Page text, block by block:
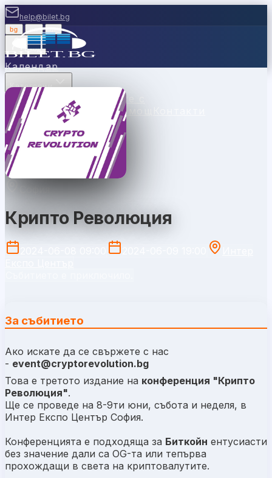
help@bilet.bg
bg |
Вход
Календар
Категории
МестаКаси
Продавайте с
насВаучериНовиниПомощ
София
Крипто Революция
За събитието
Ако искате да се свържете с нас
- event@cryptorevolution.bg
Това е третото издание на конференция "Крипто
Революция".
Ще се проведе на 8-9ти юни, събота и неделя, в
Интер Експо Център София.
Конференцията е подходяща за Биткойн ентусиасти
без значение дали са OG-та или тепърва
прохождащи в света на криптовалутите.